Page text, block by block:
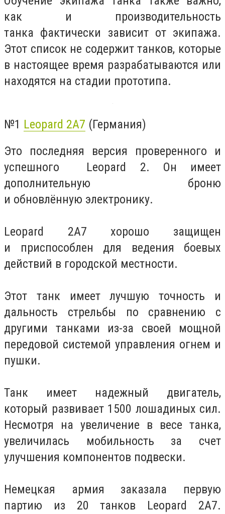
как и производительность
танка фактически зависит от экипажа.
Этот список не содержит танков, которые
в настоящее время разрабатываются или
находятся на стадии прототипа.
№1 Leopard 2A7 (Германия)
Это последняя версия проверенного и
успешного Leopard 2. Он имеет
дополнительную броню
и обновлённую электронику.
Leopard 2A7 хорошо защищен
и приспособлен для ведения боевых
действий в городской местности.
Этот танк имеет лучшую точность и
дальность стрельбы по сравнению с
другими танками из-за своей мощной
передовой системой управления огнем и
пушки.
Танк имеет надежный двигатель,
который развивает 1500 лошадиных сил.
Несмотря на увеличение в весе танка,
увеличилась мобильность за счет
улучшения компонентов подвески.
Немецкая армия заказала первую
партию из 20 танков Leopard 2A7.